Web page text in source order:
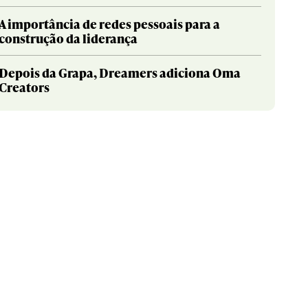
importância de redes pessoais para a
da liderança
da Grapa, Dreamers adiciona Oma